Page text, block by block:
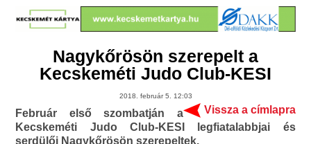
Nagykőrösön szerepelt a
Kecskeméti Judo Club-KESI
2018. február 5. 12:03
Vissza a címlapra
Február első szombatján a
Kecskeméti Judo Club-KESI legfiatalabbjai és
serdülői Nagykőrösön szerepeltek.